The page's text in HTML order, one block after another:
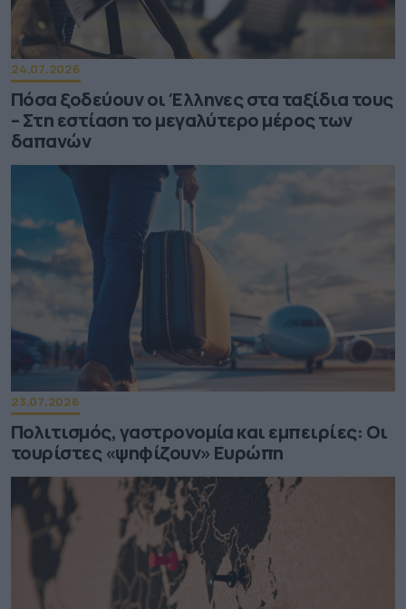
24.07.2026
Πόσα ξοδεύουν οι Έλληνες στα ταξίδια τους
– Στη εστίαση το μεγαλύτερο μέρος των
δαπανών
23.07.2026
Πολιτισμός, γαστρονομία και εμπειρίες: Οι
τουρίστες «ψηφίζουν» Ευρώπη